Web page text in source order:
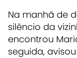
Na manhã de
silêncio da
encontrou
seguida,